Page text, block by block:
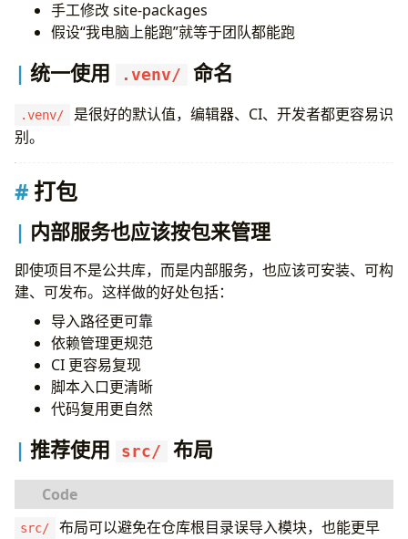
手工修改 site-packages
假设“我电脑上能跑”就等于团队都能跑
统一使用 .venv/ 命名
.venv/
是很好的默认值，编辑器、CI、开发者都更容易识
别。
打包
内部服务也应该按包来管理
即使项目不是公共库，而是内部服务，也应该可安装、可构
建、可发布。这样做的好处包括：
导入路径更可靠
依赖管理更规范
CI 更容易复现
脚本入口更清晰
代码复用更自然
推荐使用 src/ 布局
src/
布局可以避免在仓库根目录误导入模块，也能更早